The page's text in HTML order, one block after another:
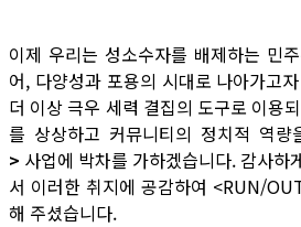
이제 우리는 성소수자를 배제하는 민
어, 다양성과 포용의 시대로 나아가고
더 이상 극우 세력 결집의 도구로 이용
를 상상하고 커뮤니티의 정치적 역량
> 사업에 박차를 가하겠습니다. 감사하
서 이러한 취지에 공감하여 <RUN/
해 주셨습니다.